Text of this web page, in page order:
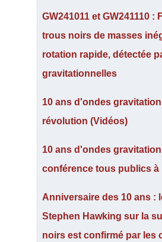
GW241011 et GW241110 :
trous noirs de masses
rotation rapide, détectée
gravitationnelles
10 ans d'ondes
révolution (Vidéos)
10 ans d'ondes
conférence tous publics à
Anniversaire des 10 ans :
Stephen Hawking sur la
noirs est confirmé par les